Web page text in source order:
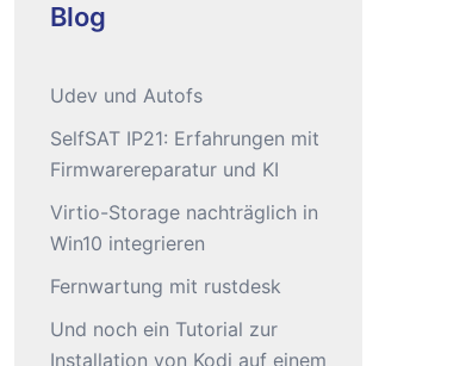
Blog
Udev und Autofs
SelfSAT IP21: Erfahrungen mit
Firmwarereparatur und KI
Virtio-Storage nachträglich in
Win10 integrieren
Fernwartung mit rustdesk
Und noch ein Tutorial zur
Installation von Kodi auf einem